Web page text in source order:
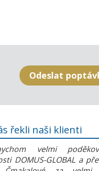
řekli naši klienti
velmi
DOMUS-GLOBAL a